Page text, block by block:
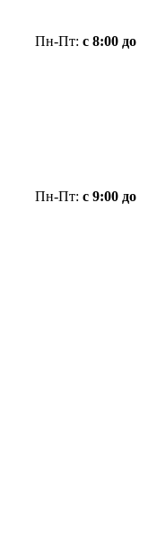
Пн-Пт: с 8:00 до
Пн-Пт: с 9:00 до